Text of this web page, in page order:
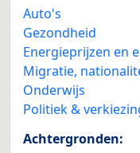
Auto's
Gezondheid
Energieprijzen en
Migratie,
Onderwijs
Politiek &
Achtergronden: